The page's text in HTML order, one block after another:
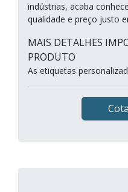
indústrias, acaba
qualidade e preço justo
MAIS DETALHES
PRODUTO
As etiquetas